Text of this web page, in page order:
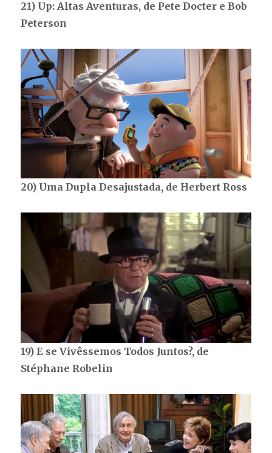
21) Up: Altas Aventuras, de Pete Docter e Bob
Peterson
20) Uma Dupla Desajustada, de Herbert Ross
19) E se Vivêssemos Todos Juntos?, de
Stéphane Robelin